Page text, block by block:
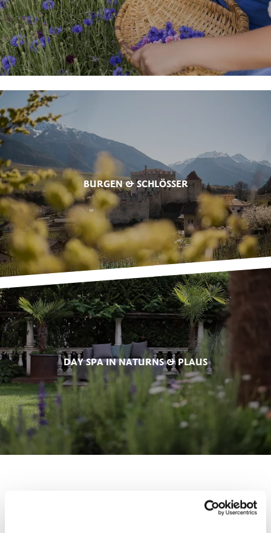
BURGEN & SCHLÖSSER
DAY SPA IN NATURNS & PLAUS